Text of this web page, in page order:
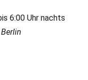
6:00 Uhr nachts